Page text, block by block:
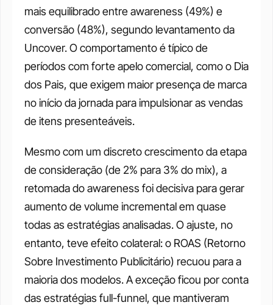
mais equilibrado entre awareness (49%) e
conversão (48%), segundo levantamento da
Uncover. O comportamento é típico de
períodos com forte apelo comercial, como o Dia
dos Pais, que exigem maior presença de marca
no início da jornada para impulsionar as vendas
de itens presenteáveis.
Mesmo com um discreto crescimento da etapa
de consideração (de 2% para 3% do mix), a
retomada do awareness foi decisiva para gerar
aumento de volume incremental em quase
todas as estratégias analisadas. O ajuste, no
entanto, teve efeito colateral: o ROAS (Retorno
Sobre Investimento Publicitário) recuou para a
maioria dos modelos. A exceção ficou por conta
das estratégias full-funnel, que mantiveram